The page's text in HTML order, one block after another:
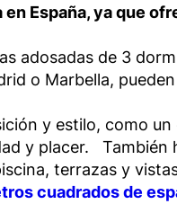
España, ya que
adosadas de 3
o Marbella,
y estilo, como
y placer. También
terrazas y
cuadrados de